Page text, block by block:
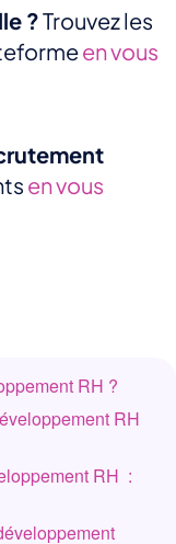
RH ?
RH
RH :
?Trouvez les
en vous
en vous